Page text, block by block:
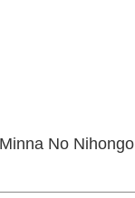
No Nihongo